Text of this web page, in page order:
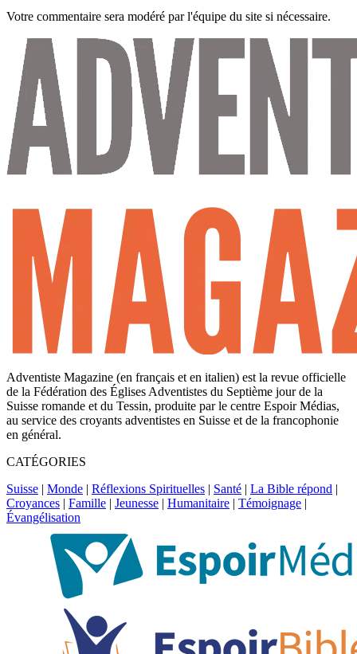
Votre commentaire sera modéré par l'équipe du site si nécessaire.
Adventiste Magazine (en français et en italien) est la revue officielle
de la Fédération des Églises Adventistes du Septième jour de la
Suisse romande et du Tessin, produite par le centre Espoir Médias,
au service des croyants adventistes en Suisse et de la francophonie
en général.
CATÉGORIES
Suisse | Monde | Réflexions Spirituelles | Santé | La Bible répond |
Croyances | Famille | Jeunesse | Humanitaire | Témoignage |
Évangélisation